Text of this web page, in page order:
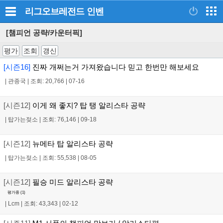
리그오브레전드 인벤
[챔피언 공략/카운터픽]
평가 조회 갱신
[시즌16] 진짜 개쩌는거 가져왔습니다 믿고 한번만 해보세요
관종국 조회: 20,766 07-16
[시즌12] 이게 왜 좋지? 탑 탱 알리스타 공략
탑가는젖소 조회: 76,146 09-18
[시즌12] 뉴메타 탑 알리스타 공략
탑가는젖소 조회: 55,538 08-05
[시즌12] 필승 미드 알리스타 공략
평가중 (1)
Lcm 조회: 43,343 02-12